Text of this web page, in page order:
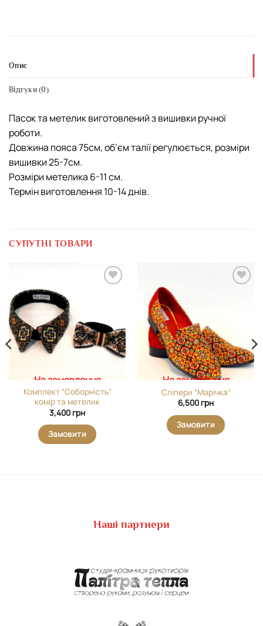
Опис
Відгуки (0)
Пасок та метелик виготовлений з вишивки ручної
роботи.
Довжина пояса 75см, об’єм талії регулюється, розміри
вишивки 25-7см.
Розміри метелика 6-11 см.
Термін виготовлення 10-14 днів.
СУПУТНІ ТОВАРИ
На замовлення
Комплект “Соборність”
комір та метелик
3,400 грн
Замовити
На замовлення
Сліпери “Марічка”
6,500 грн
Замовити
Наші партнери